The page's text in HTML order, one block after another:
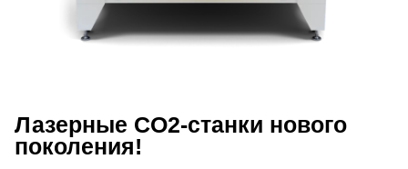
Лазерные CO2-станки нового
поколения!